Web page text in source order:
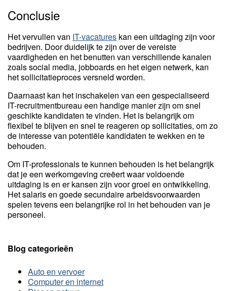
Conclusie
Het vervullen van IT-vacatures kan een uitdaging zijn voor
bedrijven. Door duidelijk te zijn over de vereiste
vaardigheden en het benutten van verschillende kanalen
zoals social media, jobboards en het eigen netwerk, kan
het sollicitatieproces versneld worden.
Daarnaast kan het inschakelen van een gespecialiseerd
IT-recruitmentbureau een handige manier zijn om snel
geschikte kandidaten te vinden. Het is belangrijk om
flexibel te blijven en snel te reageren op sollicitaties, om zo
de interesse van potentiële kandidaten te wekken en te
behouden.
Om IT-professionals te kunnen behouden is het belangrijk
dat je een werkomgeving creëert waar voldoende
uitdaging is en er kansen zijn voor groei en ontwikkeling.
Het salaris en goede secundaire arbeidsvoorwaarden
spelen tevens een belangrijke rol in het behouden van je
personeel.
Blog categorieën
Auto en vervoer
Computer en internet